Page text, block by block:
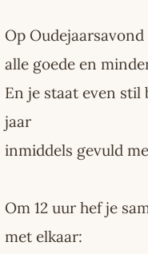
Op
alle goede en
En je staat even stil
jaar
inmiddels gevuld
Om 12 uur hef je
met elkaar: